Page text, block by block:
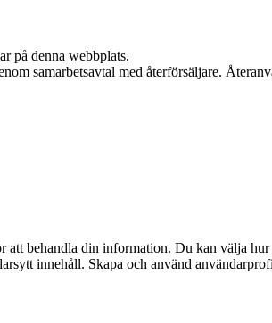
på denna webbplats.
samarbetsavtal med återförsäljare.
behandla din information. Du kan välja
innehåll. Skapa och använd